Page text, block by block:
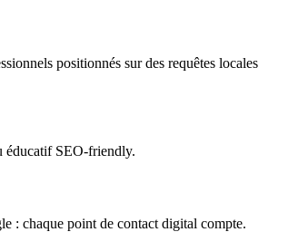
positionnés sur des requêtes locales
éducatif SEO-friendly.
: chaque point de contact digital compte.